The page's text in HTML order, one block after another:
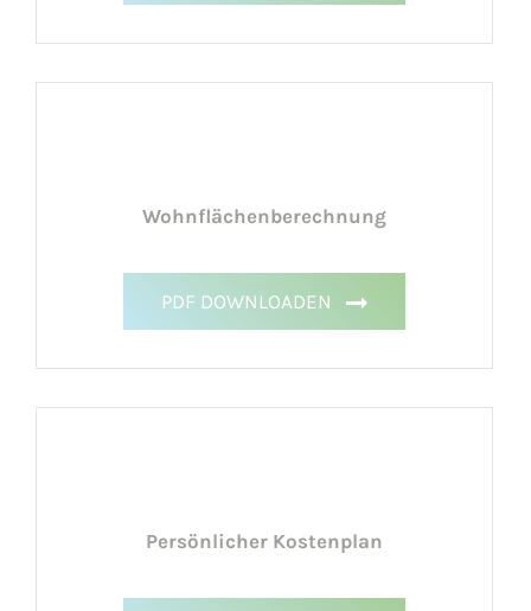
Wohnflächenberechnung
PDF DOWNLOADEN
Persönlicher Kostenplan